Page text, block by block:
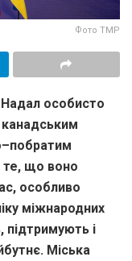
Фото ТМР
особисто
канадським
–побратим
те, що воно
, особливо
міжнародних
, підтримують і
. Міська